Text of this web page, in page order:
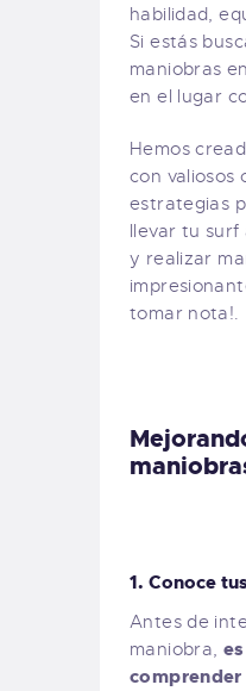
habilidad,
Si estás
maniobras
en el lugar
Hemos
con valiosos
estrategias
llevar tu surf
y realizar
tomar nota!.
1. Conoce
Antes de
maniobra,
comprender